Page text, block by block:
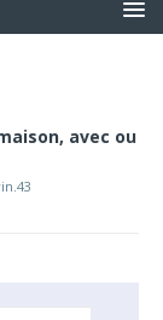
avec ou